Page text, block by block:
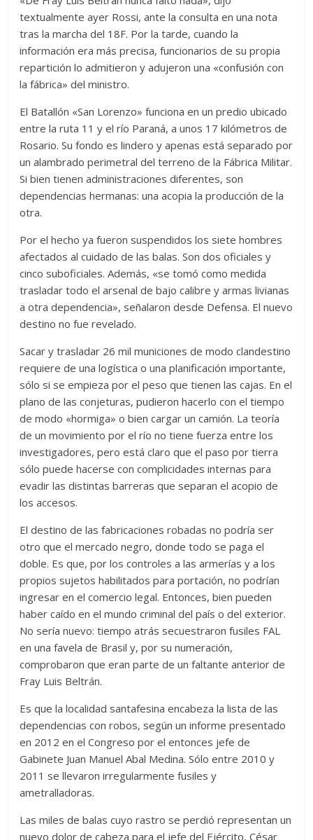
textualmente ayer Rossi, ante la consulta en una nota
tras la marcha del 18F. Por la tarde, cuando la
información era más precisa, funcionarios de su propia
repartición lo admitieron y adujeron una «confusión con
la fábrica» del ministro.
El Batallón «San Lorenzo» funciona en un predio ubicado
entre la ruta 11 y el río Paraná, a unos 17 kilómetros de
Rosario. Su fondo es lindero y apenas está separado por
un alambrado perimetral del terreno de la Fábrica Militar.
Si bien tienen administraciones diferentes, son
dependencias hermanas: una acopia la producción de la
otra.
Por el hecho ya fueron suspendidos los siete hombres
afectados al cuidado de las balas. Son dos oficiales y
cinco suboficiales. Además, «se tomó como medida
trasladar todo el arsenal de bajo calibre y armas livianas
a otra dependencia», señalaron desde Defensa. El nuevo
destino no fue revelado.
Sacar y trasladar 26 mil municiones de modo clandestino
requiere de una logística o una planificación importante,
sólo si se empieza por el peso que tienen las cajas. En el
plano de las conjeturas, pudieron hacerlo con el tiempo
de modo «hormiga» o bien cargar un camión. La teoría
de un movimiento por el río no tiene fuerza entre los
investigadores, pero está claro que el paso por tierra
sólo puede hacerse con complicidades internas para
evadir las distintas barreras que separan el acopio de
los accesos.
El destino de las fabricaciones robadas no podría ser
otro que el mercado negro, donde todo se paga el
doble. Es que, por los controles a las armerías y a los
propios sujetos habilitados para portación, no podrían
ingresar en el comercio legal. Entonces, bien pueden
haber caído en el mundo criminal del país o del exterior.
No sería nuevo: tiempo atrás secuestraron fusiles FAL
en una favela de Brasil y, por su numeración,
comprobaron que eran parte de un faltante anterior de
Fray Luis Beltrán.
Es que la localidad santafesina encabeza la lista de las
dependencias con robos, según un informe presentado
en 2012 en el Congreso por el entonces jefe de
Gabinete Juan Manuel Abal Medina. Sólo entre 2010 y
2011 se llevaron irregularmente fusiles y
ametralladoras.
Las miles de balas cuyo rastro se perdió representan un
nuevo dolor de cabeza para el jefe del Ejército, César